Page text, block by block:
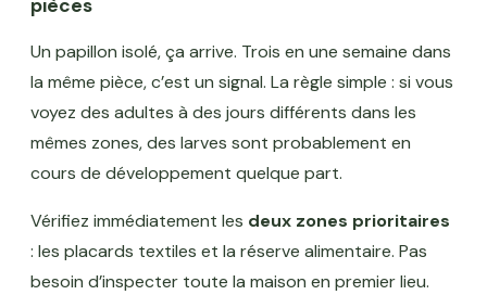
pièces
Un papillon isolé, ça arrive. Trois en une semaine dans
la même pièce, c’est un signal. La règle simple : si vous
voyez des adultes à des jours différents dans les
mêmes zones, des larves sont probablement en
cours de développement quelque part.
Vérifiez immédiatement les deux zones prioritaires
: les placards textiles et la réserve alimentaire. Pas
besoin d’inspecter toute la maison en premier lieu.